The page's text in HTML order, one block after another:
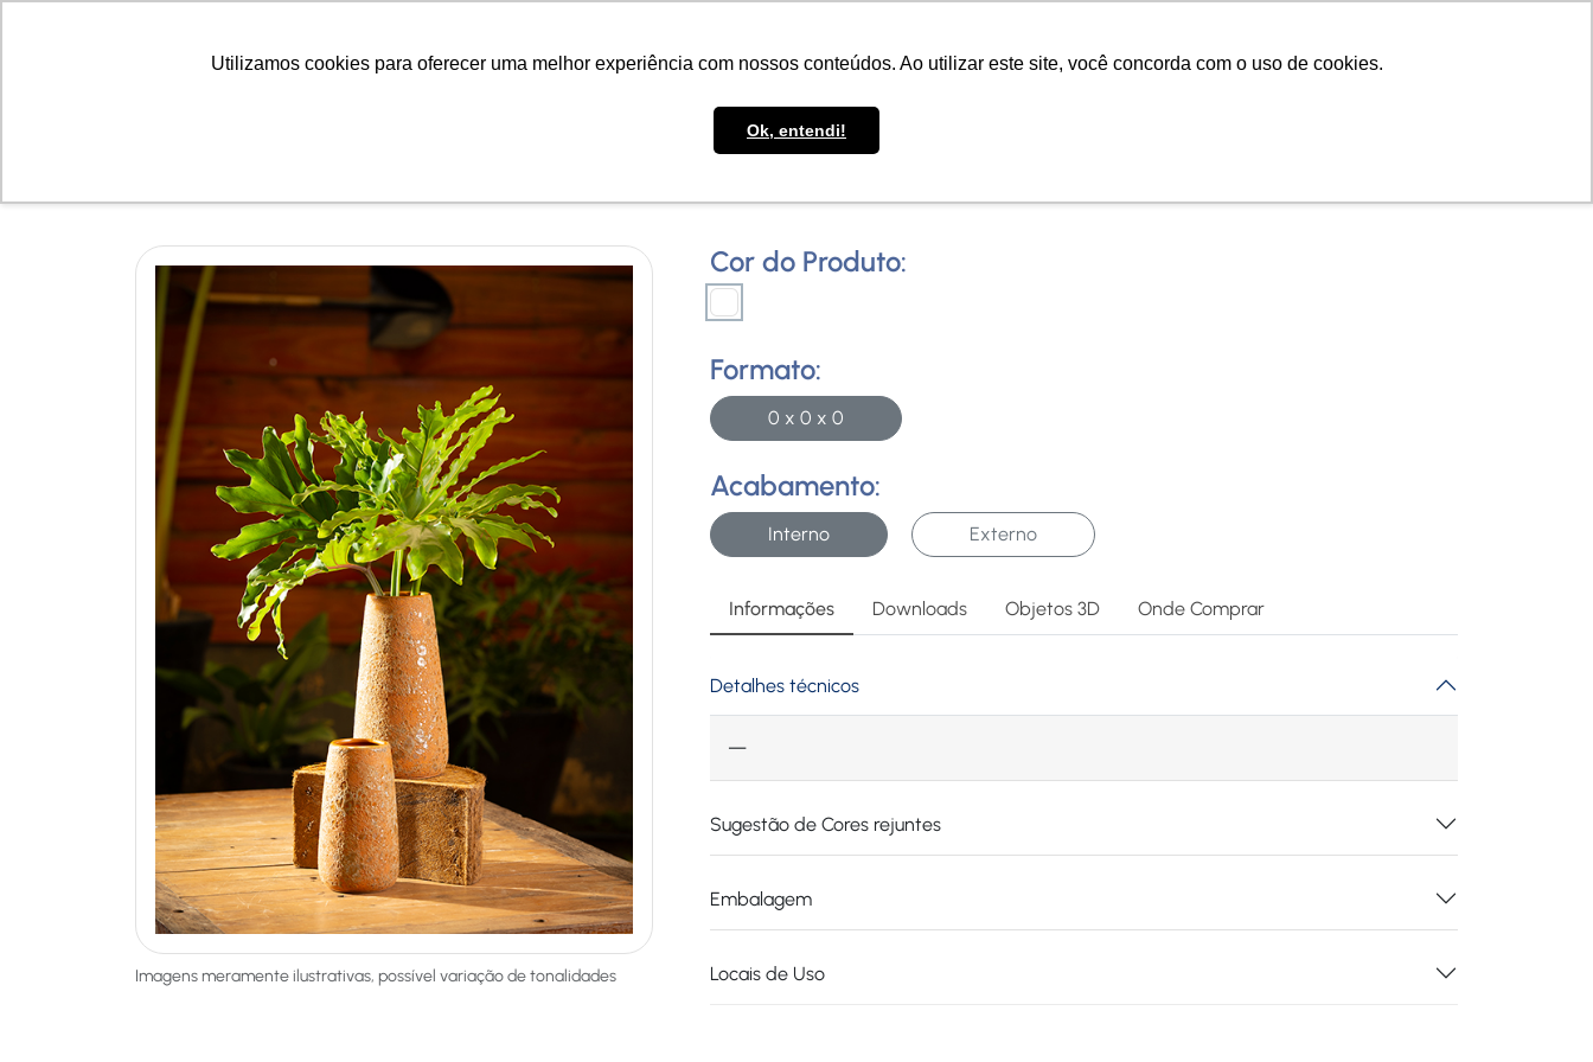
Utilizamos cookies para oferecer uma melhor experiência com nossos conteúdos. Ao utilizar este site, você concorda com o uso de cookies.
Ok, entendi!
Imagens meramente ilustrativas, possível variação de tonalidades
Cor do Produto:
Formato:
0 x 0 x 0
Acabamento:
Interno Externo
Informações Downloads Objetos 3D Onde Comprar
Detalhes técnicos
—
Sugestão de Cores rejuntes
Embalagem
Locais de Uso